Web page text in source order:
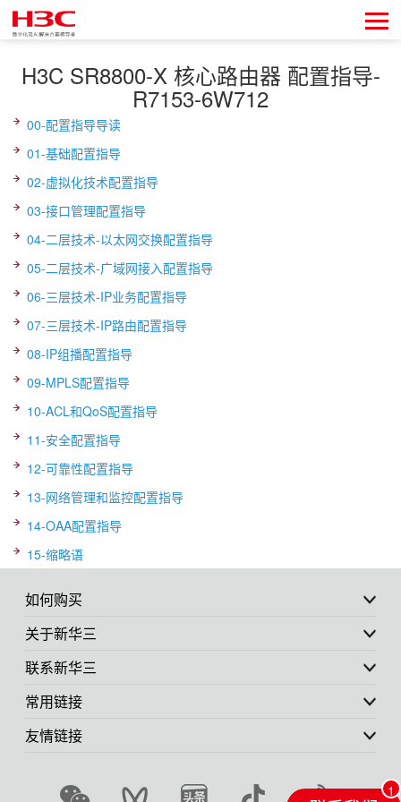
H3C SR8800-X 核心路由器 配置指导-
R7153-6W712
00-配置指导导读
01-基础配置指导
02-虚拟化技术配置指导
03-接口管理配置指导
04-二层技术-以太网交换配置指导
05-二层技术-广域网接入配置指导
06-三层技术-IP业务配置指导
07-三层技术-IP路由配置指导
08-IP组播配置指导
09-MPLS配置指导
10-ACL和QoS配置指导
11-安全配置指导
12-可靠性配置指导
13-网络管理和监控配置指导
14-OAA配置指导
15-缩略语
如何购买
关于新华三
联系新华三
常用链接
友情链接